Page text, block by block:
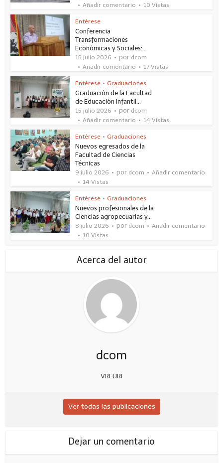
Añadir comentario
10 Vistas
Entérese
Conferencia
Transformaciones
Económicas y Sociales:...
15 julio 2026 por dcom
Añadir comentario
17 Vistas
Entérese • Graduaciones
Graduación de la Facultad
de Educación Infantil...
15 julio 2026 por dcom
Añadir comentario
14 Vistas
Entérese • Graduaciones
Nuevos egresados de la
Facultad de Ciencias
Técnicas
9 julio 2026 por dcom
Añadir comentario
14 Vistas
Entérese • Graduaciones
Nuevos profesionales de la
Ciencias agropecuarias y...
8 julio 2026 por dcom
Añadir comentario
10 Vistas
Acerca del autor
dcom
VREURI
Ver todas las publicaciones
Dejar un comentario